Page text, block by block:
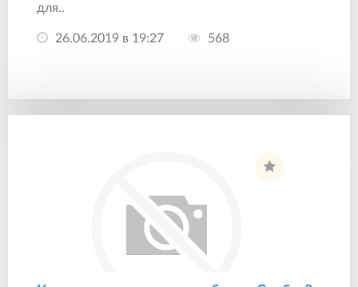
для..
26.06.2019 в 19:27 568